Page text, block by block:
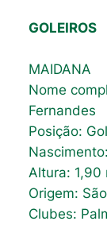
GOLEIROS
MAIDANA
Nome
Fernandes
Posição:
Altura: 1,90
Origem:
Clubes: